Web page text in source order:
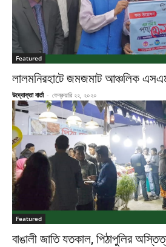
Featured
লালমনিরহাটে জমজমাট আঞ্চলিক
উদ্যোক্তা বার্তা - ফেব্রুয়ারি ২২, ২০২০
Featured
বাঙালী জাতি যতকাল, পিঠাপুলির